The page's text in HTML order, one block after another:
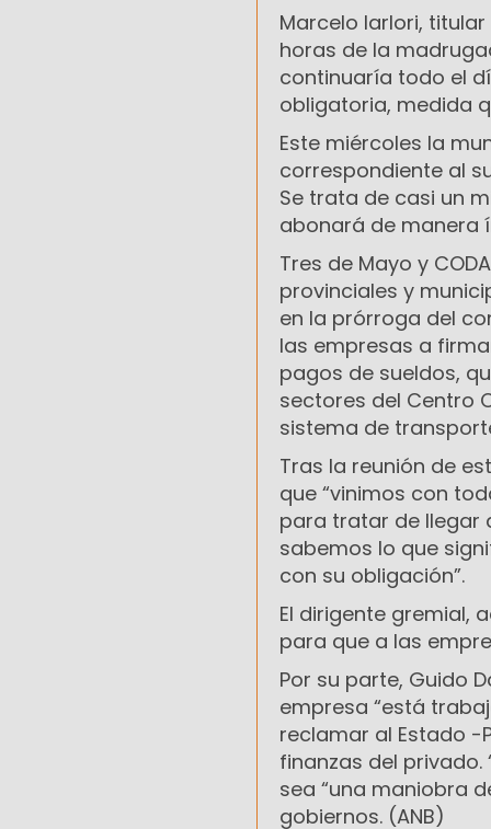
Marcelo Iarlori,
horas de la
continuaría todo el
obligatoria, medida
Este miércoles la
correspondiente al
Se trata de casi un
abonará de manera
Tres de Mayo y
provinciales y
en la prórroga del
las empresas a
pagos de sueldos,
sectores del Centro
sistema de
Tras la reunión de
que “vinimos con
para tratar de llegar
sabemos lo que
con su obligación”.
El dirigente gremial,
para que a las
Por su parte, Guido
empresa “está
reclamar al Estado -
finanzas del privado.
sea “una maniobra
gobiernos. (ANB)